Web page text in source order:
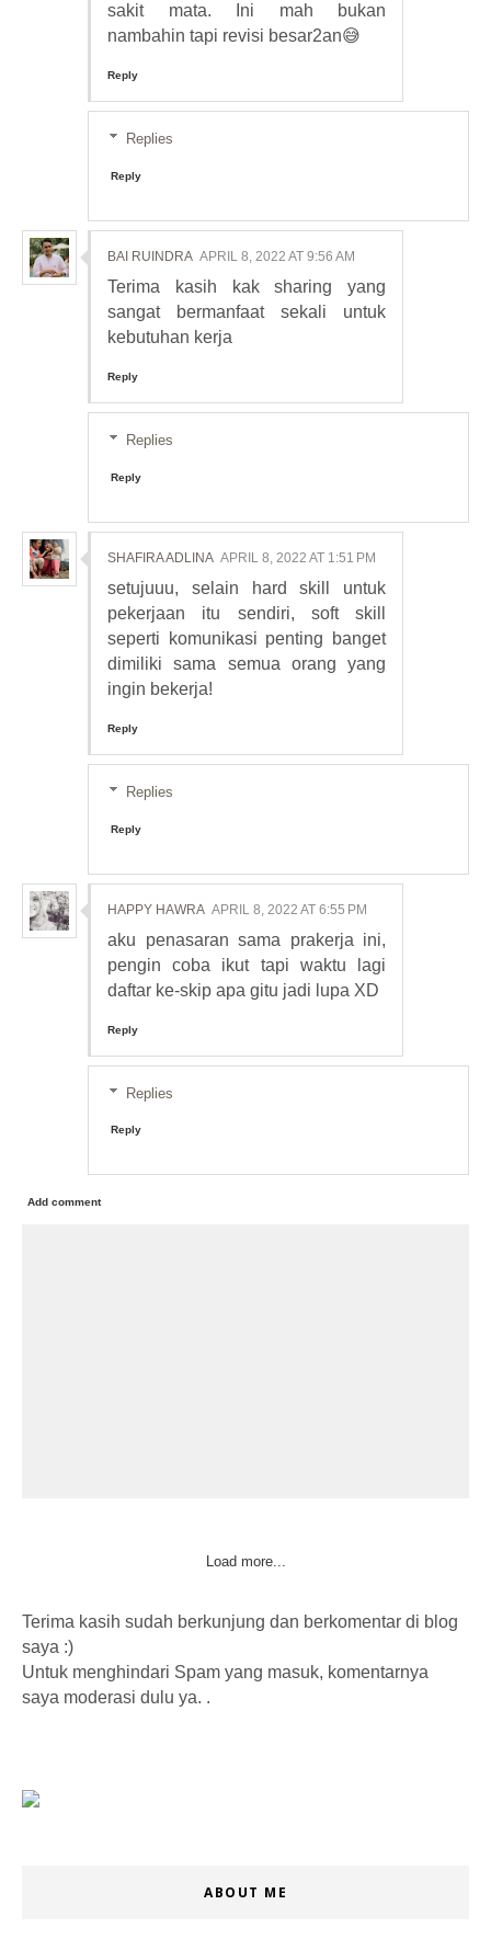
sakit mata. Ini mah bukan
nambahin tapi revisi besar2an😅
Reply
Replies
Reply
BAI RUINDRA APRIL 8, 2022 AT 9:56 AM
Terima kasih kak sharing yang
sangat bermanfaat sekali untuk
kebutuhan kerja
Reply
Replies
Reply
SHAFIRA ADLINA APRIL 8, 2022 AT 1:51 PM
setujuuu, selain hard skill untuk
pekerjaan itu sendiri, soft skill
seperti komunikasi penting banget
dimiliki sama semua orang yang
ingin bekerja!
Reply
Replies
Reply
HAPPY HAWRA APRIL 8, 2022 AT 6:55 PM
aku penasaran sama prakerja ini,
pengin coba ikut tapi waktu lagi
daftar ke-skip apa gitu jadi lupa XD
Reply
Replies
Reply
Add comment
Load more...
Terima kasih sudah berkunjung dan berkomentar di blog
saya :)
Untuk menghindari Spam yang masuk, komentarnya
saya moderasi dulu ya. .
ABOUT ME